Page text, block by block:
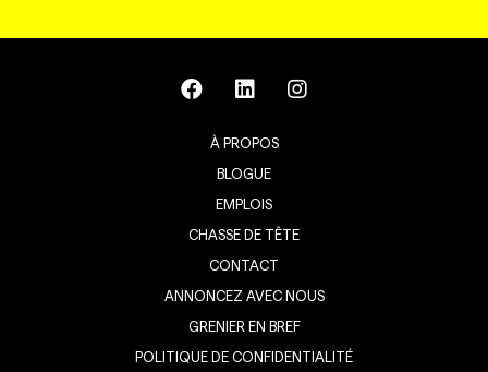
À PROPOS
BLOGUE
EMPLOIS
CHASSE DE TÊTE
CONTACT
ANNONCEZ AVEC NOUS
GRENIER EN BREF
POLITIQUE DE CONFIDENTIALITÉ